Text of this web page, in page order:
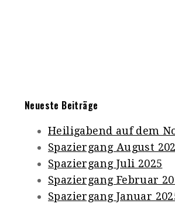
Neueste Beiträge
Heiligabend auf dem
Spaziergang August
Spaziergang Juli 2025
Spaziergang Februar
Spaziergang Januar